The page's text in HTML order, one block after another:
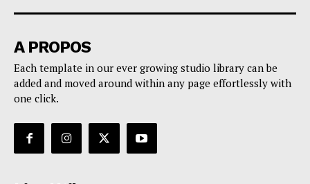
A PROPOS
Each template in our ever growing studio library can be
added and moved around within any page effortlessly with
one click.